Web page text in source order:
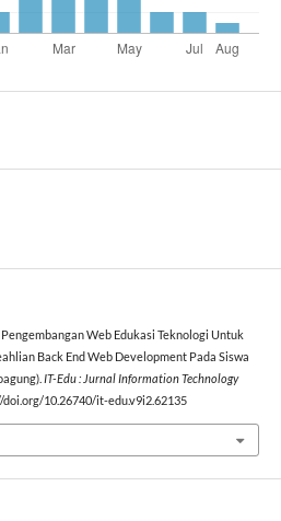
Pengembangan Web Edukasi Teknologi Untuk
Back End Web Development Pada Siswa
IT-Edu : Jurnal Information Technology
doi.org/10.26740/it-edu.v9i2.62135